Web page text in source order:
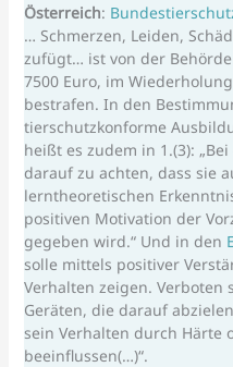
Österreich:
… Schmerzen, Leiden,
zufügt… ist von der
7500 Euro, im
bestrafen. In den
tierschutzkonforme
heißt es zudem in 1.(3):
darauf zu achten, dass sie
lerntheoretischen
positiven Motivation der
gegeben wird.“ Und in den
solle mittels positiver
Verhalten zeigen. Verboten
Geräten, die darauf
sein Verhalten durch Härte
beeinflussen(…)“.